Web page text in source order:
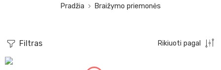
Pradžia Braižymo priemonės
Filtras Rikiuoti pagal